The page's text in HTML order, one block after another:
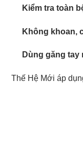
Kiểm tra toàn
Không khoan,
Dùng găng tay
Thế Hệ Mới áp